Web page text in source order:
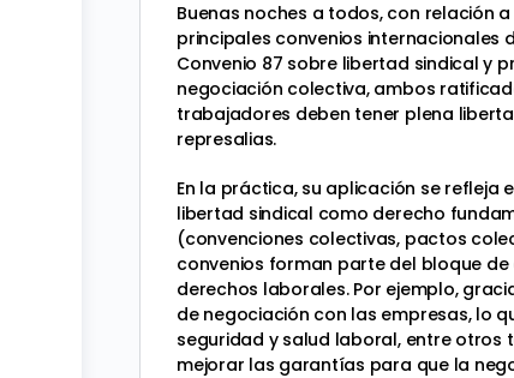
Buenas noches a todos, con relación
principales convenios internacionales
Convenio 87 sobre libertad sindical y
negociación colectiva, ambos
trabajadores deben tener plena
represalias.
En la práctica, su aplicación se
libertad sindical como derecho
(convenciones colectivas, pactos
convenios forman parte del bloque
derechos laborales. Por ejemplo,
de negociación con las empresas, lo
seguridad y salud laboral, entre otros
mejorar las garantías para que la